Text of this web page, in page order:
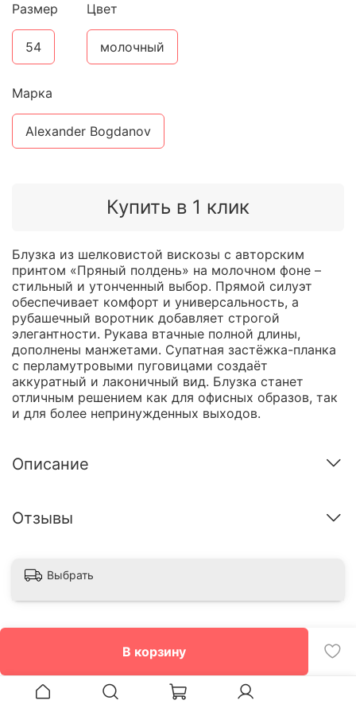
В корзину
Купить в 1 клик
Размер
54
Цвет
молочный
Марка
Alexander Bogdanov
Блузка из шелковистой вискозы с авторским
принтом «Пряный полдень» на молочном фоне –
стильный и утонченный выбор. Прямой силуэт
обеспечивает комфорт и универсальность, а
рубашечный воротник добавляет строгой
элегантности. Рукава втачные полной длины,
дополнены манжетами. Супатная застёжка-планка
с перламутровыми пуговицами создаёт
аккуратный и лаконичный вид. Блузка станет
отличным решением как для офисных образов, так
и для более непринужденных выходов.
Описание
Отзывы
Выбрать